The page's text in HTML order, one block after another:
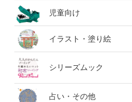
児童向け
イラスト・塗り絵
シリーズムック
占い・その他